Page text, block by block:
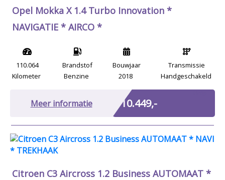
Opel Mokka X 1.4 Turbo Innovation *
NAVIGATIE * AIRCO *
110.064
Kilometer
Brandstof
Benzine
Bouwjaar
2018
Transmissie
Handgeschakeld
Meer informatie € 10.449,-
Citroen C3 Aircross 1.2 Business AUTOMAAT *